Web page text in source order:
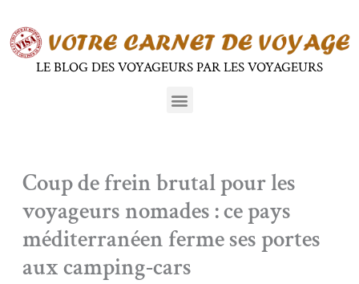
au
contenuLE BLOG DES VOYAGEURS PAR LES VOYAGEURS
Menu
Coup de frein brutal pour les
voyageurs nomades : ce pays
méditerranéen ferme ses portes
aux camping-cars